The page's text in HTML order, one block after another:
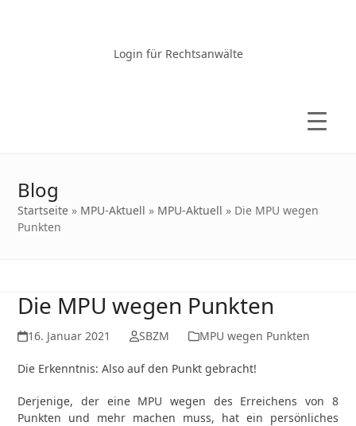
Login für Rechtsanwälte
Blog
Startseite » MPU-Aktuell » MPU-Aktuell » Die MPU wegen
Punkten
Die MPU wegen Punkten
16. Januar 2021 SBZM MPU wegen Punkten
Die Erkenntnis: Also auf den Punkt gebracht!
Derjenige, der eine MPU wegen des Erreichens von 8
Punkten und mehr machen muss, hat ein persönliches